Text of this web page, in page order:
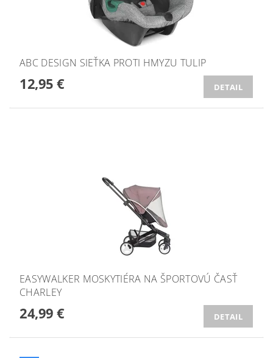
ABC DESIGN SIEŤKA PROTI HMYZU TULIP
12,95 € DETAIL
EASYWALKER MOSKYTIÉRA NA ŠPORTOVÚ ČASŤ
CHARLEY
24,99 € DETAIL